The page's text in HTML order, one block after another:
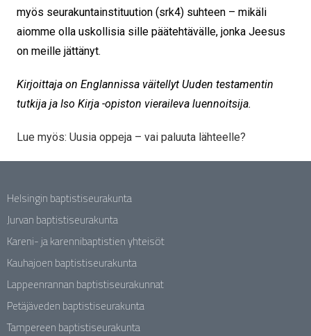
myös seurakuntainstituution (srk4) suhteen – mikäli
aiomme olla uskollisia sille päätehtävälle, jonka Jeesus
on meille jättänyt.
Kirjoittaja on Englannissa väitellyt Uuden testamentin
tutkija ja Iso Kirja -opiston vieraileva luennoitsija.
Lue myös: Uusia oppeja – vai paluuta lähteelle?
Helsingin baptistiseurakunta
Jurvan baptistiseurakunta
Kareni- ja karennibaptistien yhteisöt
Kauhajoen baptistiseurakunta
Lappeenrannan baptistiseurakunnat
Petäjäveden baptistiseurakunta
Tampereen baptistiseurakunta